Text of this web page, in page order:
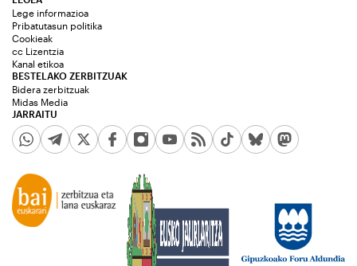
JARRAITU
Lege informazioa
Pribatutasun politika
Cookieak
cc Lizentzia
Kanal etikoa
BESTELAKO ZERBITZUAK
Bidera zerbitzuak
Midas Media